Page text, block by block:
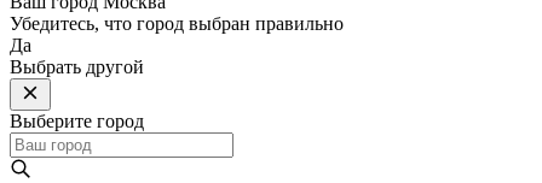
Убедитесь, что город выбран правильно
Да
Выбрать другой
Выберите город